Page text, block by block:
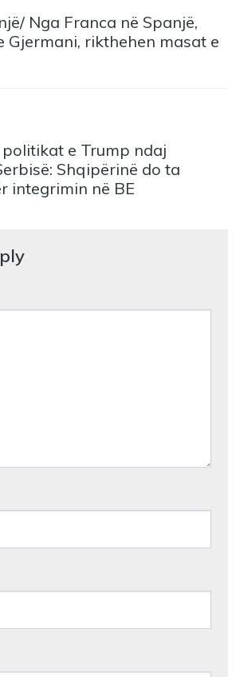
Nga Franca në Spanjë,
Gjermani, rikthehen masat e
e Trump ndaj
Shqipërinë do ta
integrimin në BE